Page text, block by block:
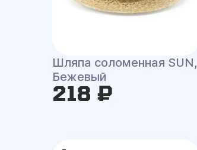
Шляпа соломенная SUN,
Бежевый
218 ₽